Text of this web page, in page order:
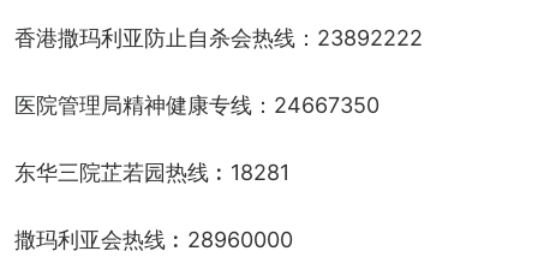
香港撒玛利亚防止自杀会热线：23892222
医院管理局精神健康专线：24667350
东华三院芷若园热线︰18281
撒玛利亚会热线︰28960000